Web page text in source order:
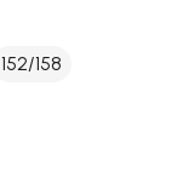
152/158